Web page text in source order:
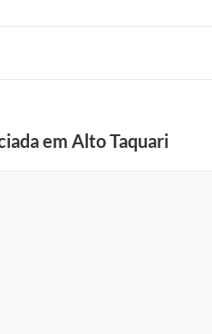
em Alto Taquari